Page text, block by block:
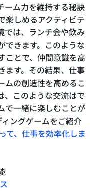
ーム力を維持する秘訣
楽しめるアクティビテ
では、ランチ会や飲み
できます。このような
ことで、仲間意識を高
ます。その結果、仕事
ムの創造性を高めるこ
、このような交流はで
で一緒に楽しむことが
ングゲームをご紹介
て、仕事を効率化しま